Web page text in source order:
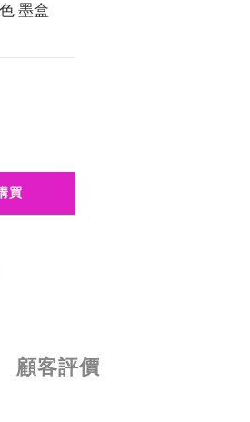
墨盒
買
顧客評價